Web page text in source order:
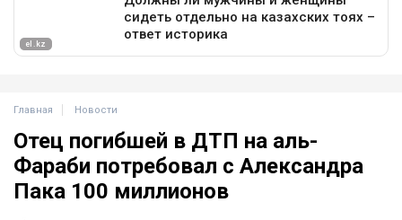
Главная Новости
Отец погибшей в ДТП на аль-
Фараби потребовал с Александра
Пака 100 миллионов